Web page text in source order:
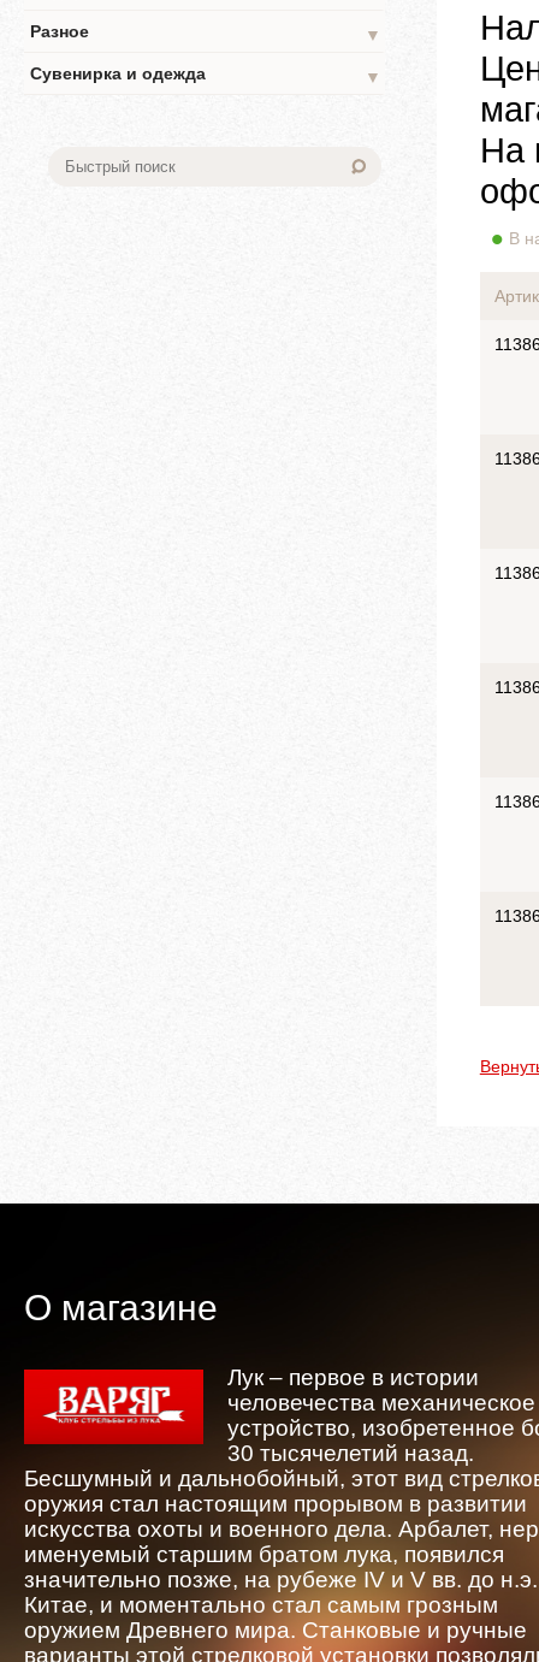
Разное
▼
Сувенирка и одежда
▼
На
В
О магазине
Лук – первое в истории
человечества механическое
устройство, изобретенное
30 тысячелетий назад.
Бесшумный и дальнобойный, этот вид
оружия стал настоящим прорывом в развитии
искусства охоты и военного дела. Арбалет,
именуемый старшим братом лука, появился
значительно позже, на рубеже IV и V вв. до
Китае, и моментально стал самым грозным
оружием Древнего мира. Станковые и ручные
варианты этой стрелковой установки